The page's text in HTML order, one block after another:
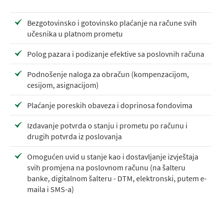
Bezgotovinsko i gotovinsko plaćanje na račune svih
učesnika u platnom prometu
Polog pazara i podizanje efektive sa poslovnih računa
Podnošenje naloga za obračun (kompenzacijom,
cesijom, asignacijom)
Plaćanje poreskih obaveza i doprinosa fondovima
Izdavanje potvrda o stanju i prometu po računu i
drugih potvrda iz poslovanja
Omogućen uvid u stanje kao i dostavljanje izvještaja
svih promjena na poslovnom računu (na šalteru
banke, digitalnom šalteru - DTM, elektronski, putem e-
maila i SMS-a)